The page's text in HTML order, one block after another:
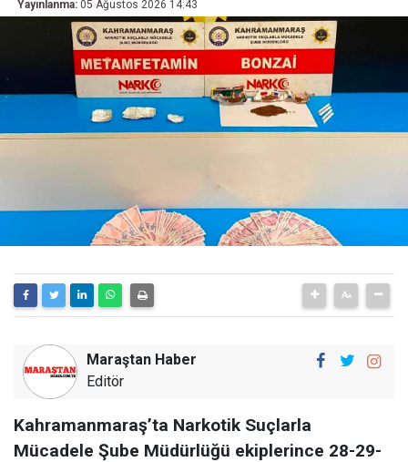
Yayınlanma: 05 Ağustos 2026 14:43
Maraştan Haber
Editör
Kahramanmaraş’ta Narkotik Suçlarla
Mücadele Şube Müdürlüğü ekiplerince 28-29-